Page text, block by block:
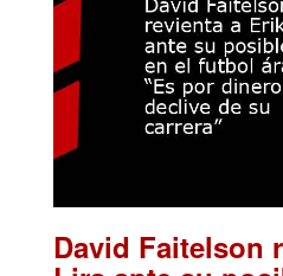
David Faitelson